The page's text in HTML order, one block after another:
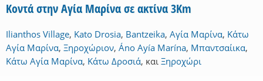
Κοντά στην Αγία Μαρίνα σε ακτίνα 3Km
Ilianthos Village, Kato Drosia, Bantzeika, Αγία Μαρίνα, Κάτω
Αγία Μαρίνα, Ξηροχώριον, Áno Ayía Marína, Μπαντσαίικα,
Κάτω Αγία Μαρίνα, Κάτω Δροσιά, και Ξηροχώρι